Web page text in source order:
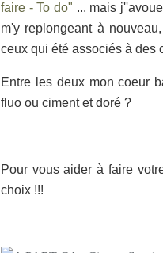
faire - To do" ... mais
m'y replongeant à
ceux qui été associés à des
Entre les deux mon coeur
fluo ou ciment et doré ?
Pour vous aider à faire
choix !!!